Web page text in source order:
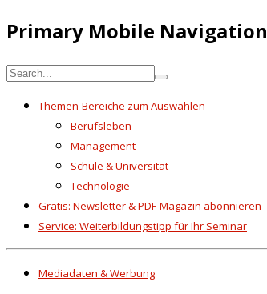
Primary Mobile Navigation
Themen-Bereiche zum Auswählen
Berufsleben
Management
Schule & Universität
Technologie
Gratis: Newsletter & PDF-Magazin abonnieren
Service: Weiterbildungstipp für Ihr Seminar
Mediadaten & Werbung